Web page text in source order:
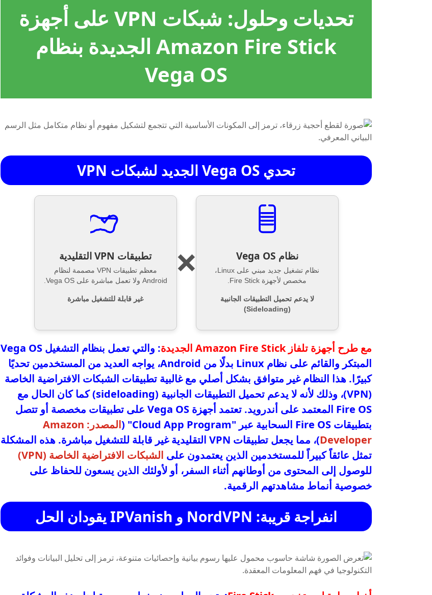
تحديات وحلول: شبكات VPN على أجهزة
Amazon Fire Stick الجديدة بنظام
Vega OS
تحدي Vega OS الجديد لشبكات VPN
نظام Vega OS
نظام تشغيل جديد مبني على Linux،
مخصص لأجهزة Fire Stick.
لا يدعم تحميل التطبيقات الجانبية
(Sideloading)
❌ تطبيقات VPN التقليدية
معظم تطبيقات VPN مصممة لنظام
Android ولا تعمل مباشرة على Vega OS.
غير قابلة للتشغيل مباشرة
مع طرح أجهزة تلفاز Amazon Fire Stick الجديدة
: والتي تعمل بنظام التشغيل Vega OS
المبتكر والقائم على نظام Linux بدلًا من Android، يواجه العديد من المستخدمين تحديًا
كبيرًا. هذا النظام غير متوافق بشكل أصلي مع غالبية تطبيقات الشبكات الافتراضية الخاصة
(VPN)، وذلك لأنه لا يدعم تحميل التطبيقات الجانبية (sideloading) كما كان الحال مع
Fire OS المعتمد على أندرويد. تعتمد أجهزة Vega OS على تطبيقات مخصصة أو تتصل
بتطبيقات Fire OS السحابية عبر "Cloud App Program" (
المصدر: Amazon
Developer
)، مما يجعل تطبيقات VPN التقليدية غير قابلة للتشغيل مباشرة. هذه المشكلة
تمثل عائقاً كبيراً للمستخدمين الذين يعتمدون على الشبكات الافتراضية الخاصة (VPN)
للوصول إلى المحتوى من أوطانهم أثناء السفر، أو لأولئك الذين يسعون للحفاظ على
خصوصية أنماط مشاهدتهم الرقمية.
انفراجة قريبة: NordVPN و IPVanish يقودان الحل